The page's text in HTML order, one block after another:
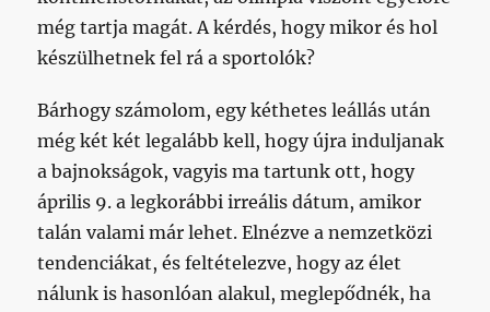
még tartja magát. A kérdés, hogy mikor és hol
készülhetnek fel rá a sportolók?
Bárhogy számolom, egy kéthetes leállás után
még két két legalább kell, hogy újra induljanak
a bajnokságok, vagyis ma tartunk ott, hogy
április 9. a legkorábbi irreális dátum, amikor
talán valami már lehet. Elnézve a nemzetközi
tendenciákat, és feltételezve, hogy az élet
nálunk is hasonlóan alakul, meglepődnék, ha